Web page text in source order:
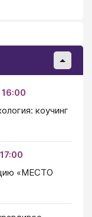
коучинг
«МЕСТО